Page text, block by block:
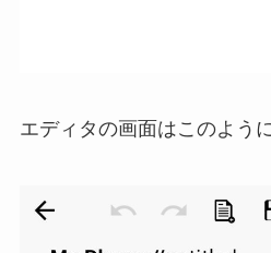
エディタの画面はこのよう